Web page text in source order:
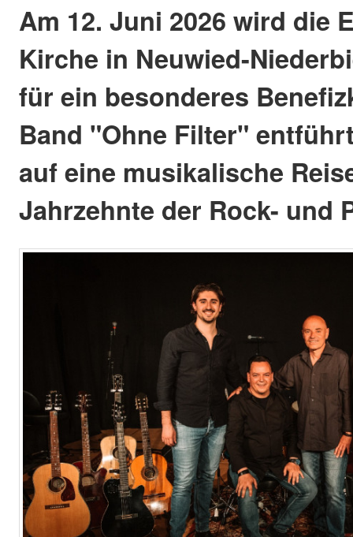
Am 12. Juni 2026 wird die
Kirche in Neuwied-
für ein besonderes
Band "Ohne Filter"
auf eine musikalische
Jahrzehnte der Rock- und